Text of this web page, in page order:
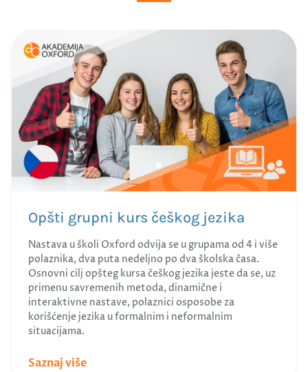
Opšti grupni kurs češkog jezika
Nastava u školi Oxford odvija se u grupama od 4 i više
polaznika, dva puta nedeljno po dva školska časa.
Osnovni cilj opšteg kursa češkog jezika jeste da se, uz
primenu savremenih metoda, dinamične i
interaktivne nastave, polaznici osposobe za
korišćenje jezika u formalnim i neformalnim
situacijama.
Saznaj više